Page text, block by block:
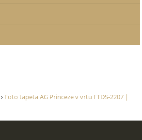
› Foto tapeta AG Princeze v vrtu FTDS-2207 |